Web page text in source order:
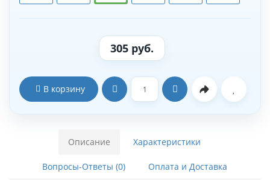
305 руб.
В корзину
Описание Характеристики
Вопросы-Ответы (0) Оплата и Доставка